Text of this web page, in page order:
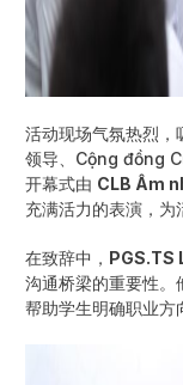
活动现场气氛热烈
领导、Cộng đồng
开幕式由 CLB Âm
充满活力的表演，为
在致辞中， PGS.TS
沟通桥梁的重要性。
帮助学生明确职业方